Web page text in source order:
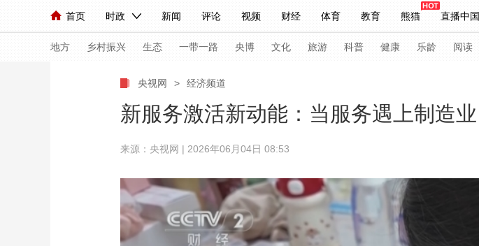
首页 时政 新闻 评论 视频 财经 体育 教育 熊猫 直播中国
人民领袖习近平 联播+ 中国领导人 央视快评 习式妙语 热解读 天天学习
直播 栏目大全 节目单 听音 微视频 主持人 下载央视影音
海外频道 iPanda English Монгол
地方 乡村振兴 生态 一带一路 央博 文化 旅游 科普 健康 乐龄 阅读
热解读 天天学习 习式妙语 央视快评
小央视频 小央直播 直播中国 熊猫频道 VR/AR 4K专区
前线 快看 蓝海中国 新兵请入列 人生第一次
央视网 > 经济频道
新服务激活新动能：当服务遇上制造业
来源：央视网 | 2026年06月04日 08:53